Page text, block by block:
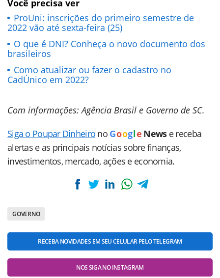
Você precisa ver
ProUni: inscrições do primeiro semestre de
2022 vão até sexta-feira (25)
O que é DNI? Conheça o novo documento dos
brasileiros
Como atualizar ou fazer o cadastro no
CadÚnico em 2022?
Com informações: Agência Brasil e Governo de SC.
Siga o Poupar Dinheiro no Goog le News e receba
alertas e as principais notícias sobre finanças,
investimentos, mercado, ações e economia.
GOVERNO
RECEBA NOVIDADES EM SEU CELULAR PELO TELEGRAM
NOS SIGA NO INSTAGRAM